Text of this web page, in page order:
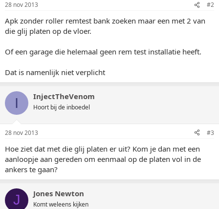
28 nov 2013 #2
Apk zonder roller remtest bank zoeken maar een met 2 van
die glij platen op de vloer.
Of een garage die helemaal geen rem test installatie heeft.
Dat is namenlijk niet verplicht
I InjectTheVenom
Hoort bij de inboedel
28 nov 2013 #3
Hoe ziet dat met die glij platen er uit? Kom je dan met een
aanloopje aan gereden om eenmaal op de platen vol in de
ankers te gaan?
J Jones Newton
Komt weleens kijken